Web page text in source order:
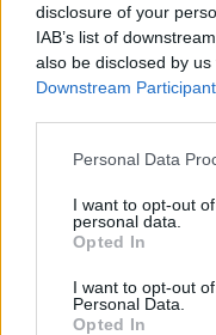
disclosure of your
IAB’s list of
also be disclosed by
Downstream
Personal Data
I want to opt-out
personal data.
Opted In
I want to opt-out
Personal Data.
Opted In
Smazaný|Předmět:
103)
Reakce na příspěvek
vykupuje ze zkázy
slitováním,
po celý tvůj věk tě sytí
jako mládí orla. (Žalm